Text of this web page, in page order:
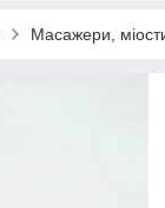
Масажери,